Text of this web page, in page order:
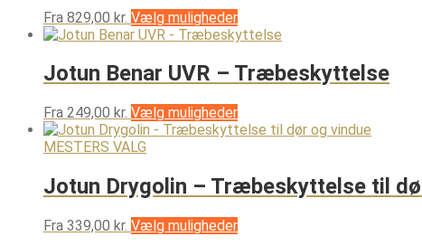
Fra 829,00 kr. Vælg mulighederDette
vare
flere
varianter.
Mulighederne
kan
vælges
Jotun Benar UVR – Træbeskyttelse
Fra 249,00 kr. Vælg mulighederDette
vare
varianter.
Mulighederne
kan
vælges
MESTERS VALG
Jotun Drygolin – Træbeskyttelse til
Fra 339,00 kr. Vælg mulighederDette